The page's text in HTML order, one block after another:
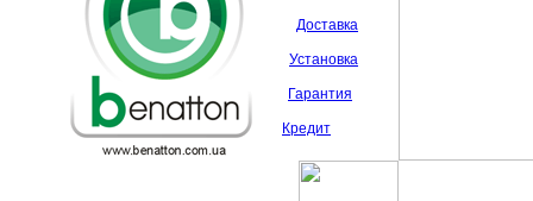
Доставка
Установка
Гарантия
Кредит